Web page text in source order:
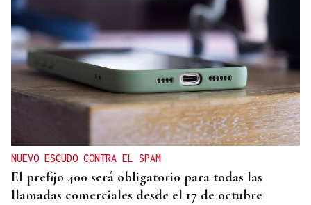
NUEVO ESCUDO CONTRA EL SPAM
El prefijo 400 será obligatorio para todas las
llamadas comerciales desde el 17 de octubre